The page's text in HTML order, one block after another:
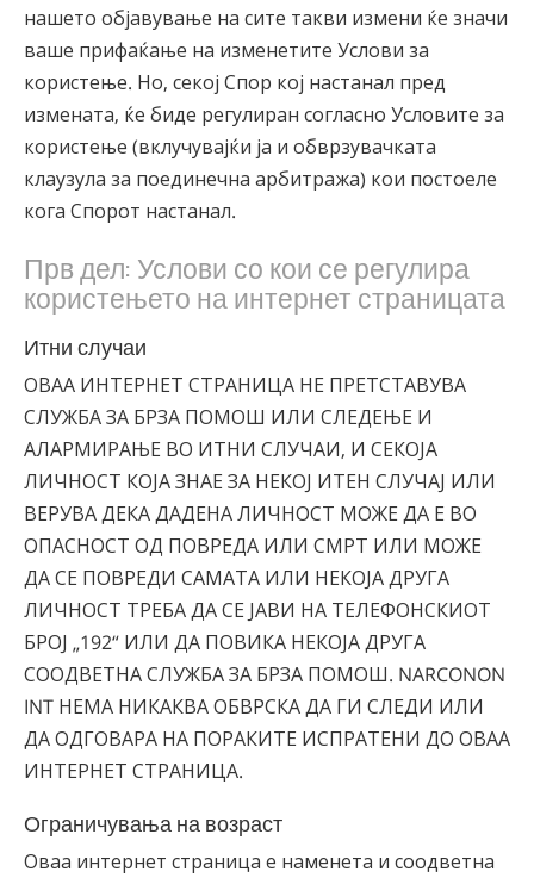
нашето објавување на сите такви измени ќе значи
ваше прифаќање на изменетите Услови за
користење. Но, секој Спор кој настанал пред
измената, ќе биде регулиран согласно Условите за
користење (вклучувајќи ја и обврзувачката
клаузула за поединечна арбитража) кои постоеле
кога Спорот настанал.
Прв дел: Услови со кои се регулира
користењето на интернет страницата
Итни случаи
ОВАА ИНТЕРНЕТ СТРАНИЦА НЕ ПРЕТСТАВУВА
СЛУЖБА ЗА БРЗА ПОМОШ ИЛИ СЛЕДЕЊЕ И
АЛАРМИРАЊЕ ВО ИТНИ СЛУЧАИ, И СЕКОЈА
ЛИЧНОСТ КОЈА ЗНАЕ ЗА НЕКОЈ ИТЕН СЛУЧАЈ ИЛИ
ВЕРУВА ДЕКА ДАДЕНА ЛИЧНОСТ МОЖЕ ДА Е ВО
ОПАСНОСТ ОД ПОВРЕДА ИЛИ СМРТ ИЛИ МОЖЕ
ДА СЕ ПОВРЕДИ САМАТА ИЛИ НЕКОЈА ДРУГА
ЛИЧНОСТ ТРЕБА ДА СЕ ЈАВИ НА ТЕЛЕФОНСКИОТ
БРОЈ „192“ ИЛИ ДА ПОВИКА НЕКОЈА ДРУГА
СООДВЕТНА СЛУЖБА ЗА БРЗА ПОМОШ. NARCONON
INT НЕМА НИКАКВА ОБВРСКА ДА ГИ СЛЕДИ ИЛИ
ДА ОДГОВАРА НА ПОРАКИТЕ ИСПРАТЕНИ ДО ОВАА
ИНТЕРНЕТ СТРАНИЦА.
Ограничувања на возраст
Оваа интернет страница е наменета и соодветна